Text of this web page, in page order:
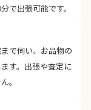
で出張可能です。
で伺い、お品物の
す。出張や査定に
。